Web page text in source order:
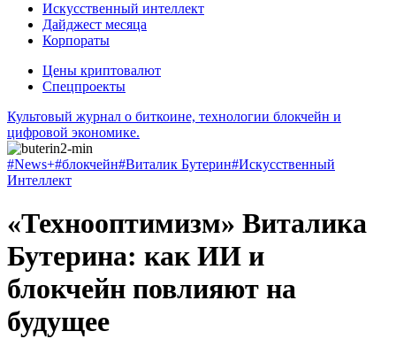
Искусственный интеллект
Дайджест месяца
Корпораты
Цены криптовалют
Спецпроекты
Культовый журнал о биткоине, технологии блокчейн и
цифровой экономике.
#News+#блокчейн#Виталик Бутерин#Искусственный
Интеллект
«Технооптимизм» Виталика
Бутерина: как ИИ и
блокчейн повлияют на
будущее